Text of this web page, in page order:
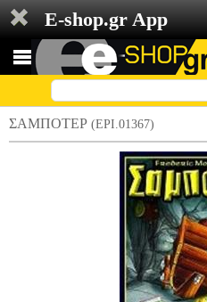
E-shop.gr App
ΣΑΜΠΟΤΕΡ (EPI.01367)